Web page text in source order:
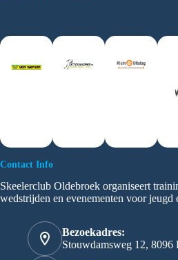
Contact Info
Skeelerclub Oldebroek organiseert
wedstrijden en evenementen voor jeugd
Bezoekadres:
Stouwdamsweg 12,